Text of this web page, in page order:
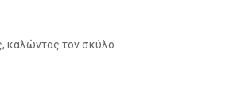
καλώντας τον σκύλο